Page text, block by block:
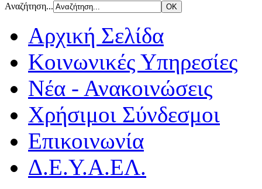
Αναζήτηση...
Αρχική Σελίδα
Κοινωνικές Υπηρεσίες
Νέα - Ανακοινώσεις
Χρήσιμοι Σύνδεσμοι
Επικοινωνία
Δ.Ε.Υ.Α.ΕΛ.